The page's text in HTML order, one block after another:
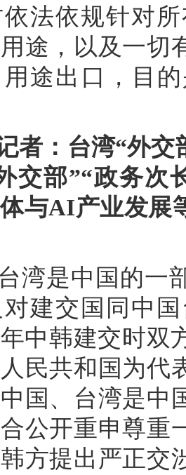
法依规针对
途，以及一切
途出口，目
者：台湾“外交
交部”“政务次
与AI产业发展
湾是中国的一
建交国同中
中韩建交时双
民共和国为代
国、台湾是中
公开重申尊重
方提出严正交